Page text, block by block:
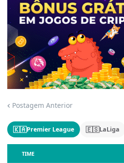
Jogue com responsabilidade. 18+
Postagem Anterior
🇰🇦Premier League 🇪🇸LaLiga
TIME